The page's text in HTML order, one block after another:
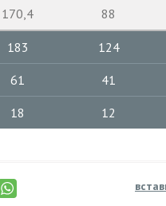
170,4 88
183 124
61 41
18 12